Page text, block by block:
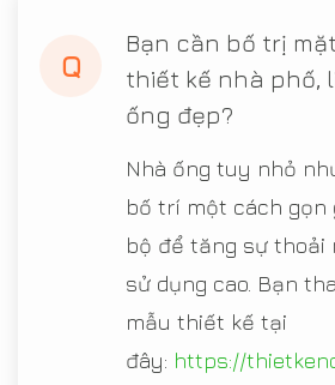
Q
Bạn cần bố trị
thiết kế nhà phố,
ống đẹp?
Nhà ống tuy nhỏ
bố trí một cách gọn
bộ để tăng sự thoải
sử dụng cao. Bạn
mẫu thiết kế tại
đây: https://